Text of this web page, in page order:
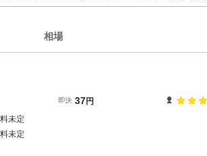
相場
即決 37円
未定
未定